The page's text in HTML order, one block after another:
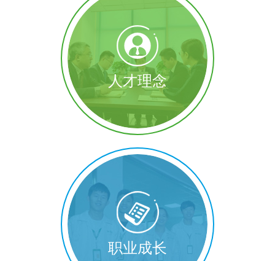
人才理念
职业成长